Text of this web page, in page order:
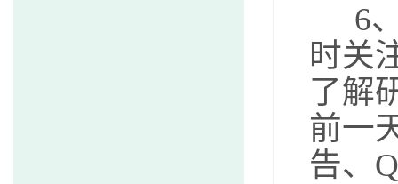
6
时关
了解
前一
告、